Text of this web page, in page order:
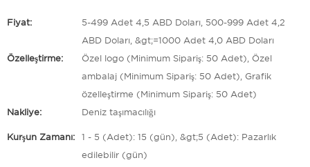
Fiyat: 5-499 Adet 4,5 ABD Doları, 500-999 Adet 4,2
ABD Doları, &gt;=1000 Adet 4,0 ABD Doları
Özelleştirme: Özel logo (Minimum Sipariş: 50 Adet), Özel
ambalaj (Minimum Sipariş: 50 Adet), Grafik
özelleştirme (Minimum Sipariş: 50 Adet)
Nakliye: Deniz taşımacılığı
Kurşun Zamanı: 1 - 5 (Adet): 15 (gün), &gt;5 (Adet): Pazarlık
edilebilir (gün)